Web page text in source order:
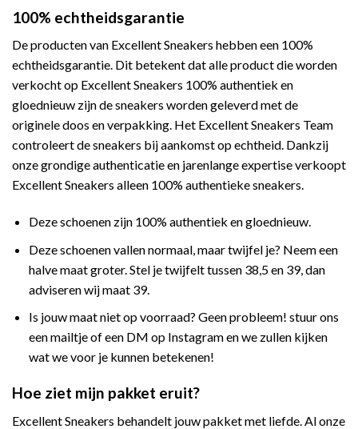
100% echtheidsgarantie
De producten van Excellent Sneakers hebben een 100%
echtheidsgarantie. Dit betekent dat alle product die worden
verkocht op Excellent Sneakers 100% authentiek en
gloednieuw zijn de sneakers worden geleverd met de
originele doos en verpakking. Het Excellent Sneakers Team
controleert de sneakers bij aankomst op echtheid. Dankzij
onze grondige authenticatie en jarenlange expertise verkoopt
Excellent Sneakers alleen 100% authentieke sneakers.
Deze schoenen zijn 100% authentiek en gloednieuw.
Deze schoenen vallen normaal, maar twijfel je? Neem een
halve maat groter. Stel je twijfelt tussen 38,5 en 39, dan
adviseren wij maat 39.
Is jouw maat niet op voorraad? Geen probleem! stuur ons
een mailtje of een DM op Instagram en we zullen kijken
wat we voor je kunnen betekenen!
Hoe ziet mijn pakket eruit?
Excellent Sneakers behandelt jouw pakket met liefde. Al onze